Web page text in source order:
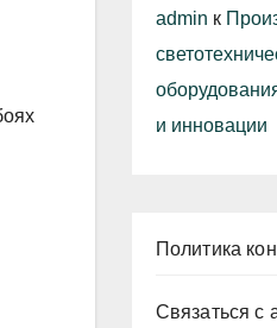
admin к
и инновации
Политика
Связаться с